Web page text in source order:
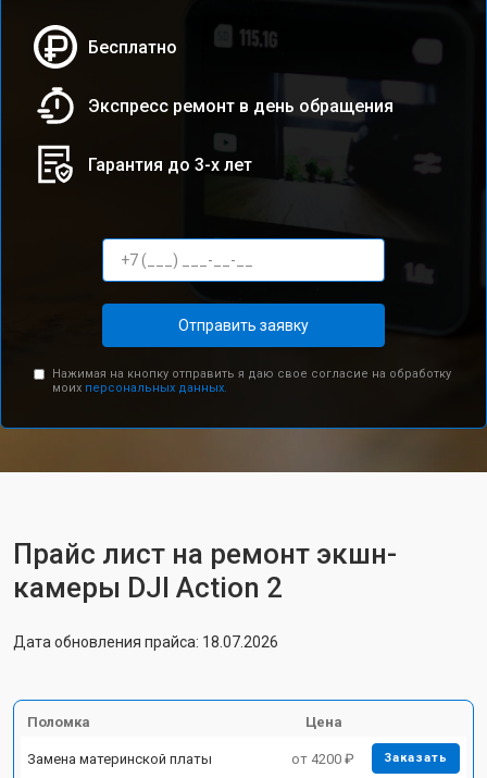
Бесплатно
Экспресс ремонт в день обращения
Гарантия до 3-х лет
Отправить заявку
Нажимая на кнопку отправить я даю свое согласие на обработку
моих персональных данных.
Прайс лист на ремонт экшн-
камеры DJI Action 2
Дата обновления прайса: 18.07.2026
Поломка Цена
Замена материнской платы от 4200 ₽ Заказать